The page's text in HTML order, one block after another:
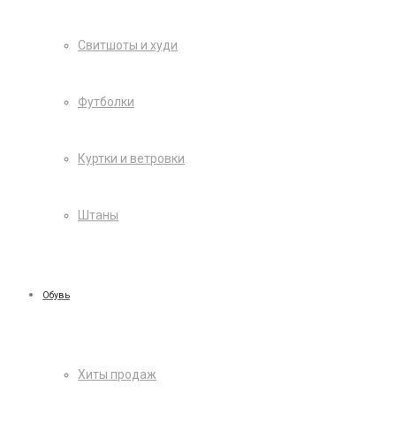
Свитшоты и худи
Футболки
Куртки и ветровки
Штаны
Обувь
Хиты продаж